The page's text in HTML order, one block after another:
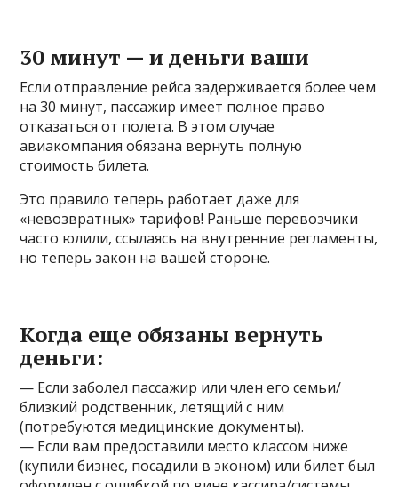
30 минут — и деньги ваши
Если отправление рейса задерживается более чем
на 30 минут, пассажир имеет полное право
отказаться от полета. В этом случае
авиакомпания обязана вернуть полную
стоимость билета.
Это правило теперь работает даже для
«невозвратных» тарифов! Раньше перевозчики
часто юлили, ссылаясь на внутренние регламенты,
но теперь закон на вашей стороне.
Когда еще обязаны вернуть
деньги:
— Если заболел пассажир или член его семьи/
близкий родственник, летящий с ним
(потребуются медицинские документы).
— Если вам предоставили место классом ниже
(купили бизнес, посадили в эконом) или билет был